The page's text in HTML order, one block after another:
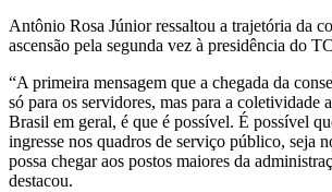
Antônio Rosa Júnior ressaltou a trajetória da
ascensão pela segunda vez à presidência do
“A primeira mensagem que a chegada da
só para os servidores, mas para a coletividade
Brasil em geral, é que é possível. É possível
ingresse nos quadros de serviço público, seja
possa chegar aos postos maiores da
destacou.